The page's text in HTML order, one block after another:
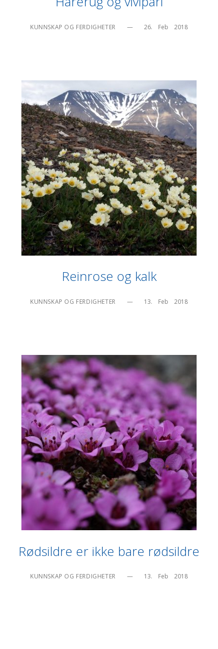
KUNNSKAP OG FERDIGHETER — 26.    Feb    2018
Reinrose og kalk
KUNNSKAP OG FERDIGHETER — 13.    Feb    2018
Rødsildre er ikke bare rødsildre
KUNNSKAP OG FERDIGHETER — 13.    Feb    2018